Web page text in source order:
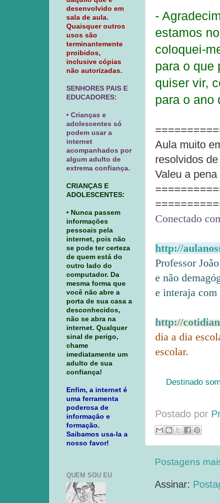
-
estamos
coloquei-
para o que
quiser vir,
para o ano
Aula muito
resolvidos
Valeu a
Conectado
http://
Professor
e não
e interaja com
http://
dia a dia
escolar.
Destinado
Postado por
Postagens
Assinar:
desenvolvido em
sala de aula.
Quaisquer outros
usos são
terminantemente
proibidos,
inclusive cópias
não autorizadas.
SENHORES PAIS E
EDUCADORES:
• Crianças e
adolescentes só
podem usar a
internet
acompanhados por
algum adulto de
extrema confiança.
CRIANÇAS E
ADOLESCENTES:
• Nunca passem
informações
pessoais pela
internet, pois não
se pode ter certeza
de quem está do
outro lado do
computador. Da
mesma forma que
você não abre a
porta de sua casa a
desconhecidos,
não se abra na
internet. Qualquer
sinal de perigo,
chame
imediatamente um
adulto de sua
confiança!
Enfim, a internet é
uma ferramenta
poderosa de
informação e
formação.
Saibamos usa-la a
nosso favor!
QUEM SOU EU